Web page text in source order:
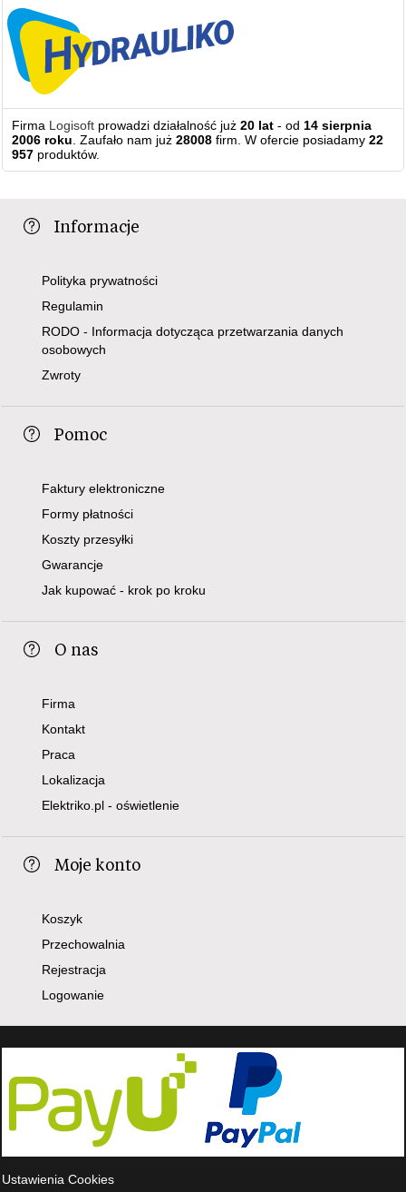
Firma Logisoft prowadzi działalność już20 lat - od 14 sierpnia
2006 roku . Zaufało nam już28008 firm. W ofercie posiadamy22
957 produktów.
Informacje
Polityka prywatności
Regulamin
RODO - Informacja dotycząca przetwarzania danych
osobowych
Zwroty
Pomoc
Faktury elektroniczne
Formy płatności
Koszty przesyłki
Gwarancje
Jak kupować - krok po kroku
O nas
Firma
Kontakt
Praca
Lokalizacja
Elektriko.pl - oświetlenie
Moje konto
Koszyk
Przechowalnia
Rejestracja
Logowanie
Ustawienia Cookies